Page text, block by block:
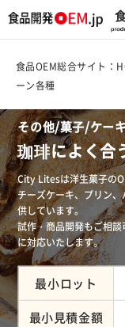
食品OEM総合サイト：
ーン各種
その他/菓子/ケー
珈琲によく合
City Litesは洋生菓子の
チーズケーキ、プリン
供しています。
試作・商品開発もご相
に対応いたします。
最小ロット
最小見積金額